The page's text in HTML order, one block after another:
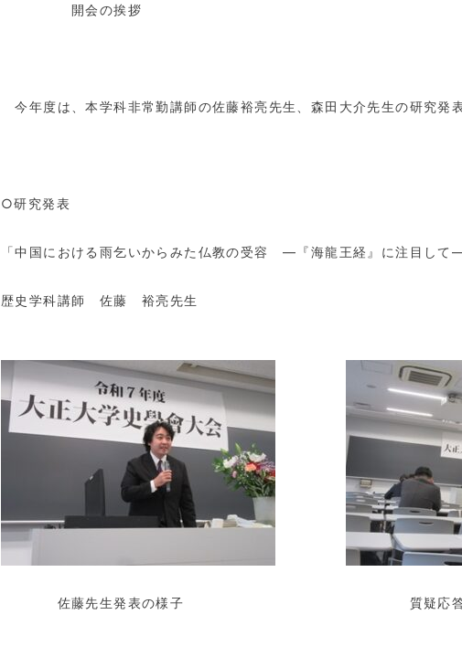
開会の挨拶
今年度は、本学科非常勤講師の佐藤裕亮先生、森田大介先生の研究発
○研究発表
「中国における雨乞いからみた仏教の受容 ―『海龍王経』に注目して
歴史学科講師 佐藤 裕亮先生
佐藤先生発表の様子 質疑応答の